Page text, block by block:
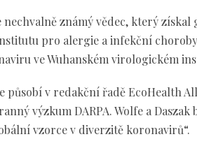
nechvalně známý vědec, který
pro alergie a infekční
ve Wuhanském virologickém
působí v redakční řadě EcoHealth
výzkum DARPA. Wolfe a
vzorce v diverzitě koronavirů“.